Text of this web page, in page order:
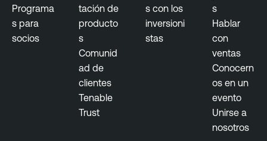
Programa
s para
socios
tación de
producto
s
Comunid
ad de
clientes
Tenable
Trust
s con los
inversioni
stas
s
Hablar
con
ventas
Conocern
os en un
evento
Unirse a
nosotros